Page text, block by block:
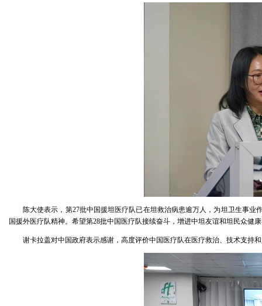
陈大使表示，第27批中国援坦医疗队已在坦救治病患逾万人，为坦卫生事
国援外医疗队精神。希望第28批中国医疗队接续奋斗，增进中坦友谊和坦民众健
谢卡拉盖对中国政府表示感谢，高度评价中国医疗队在医疗救治、技术支持